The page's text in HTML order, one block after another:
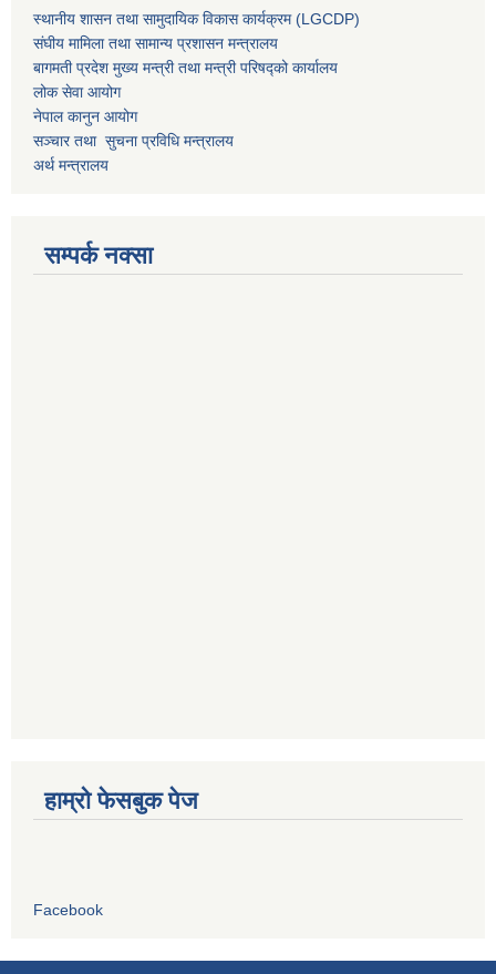
स्थानीय शासन तथा सामुदायिक विकास कार्यक्रम (LGCDP)
संघीय मामिला तथा सामान्य प्रशासन मन्त्रालय
बागमती प्रदेश मुख्य मन्त्री तथा मन्त्री परिषद्को कार्यालय
लोक सेवा आयोग
नेपाल कानुन आयोग
सञ्चार तथा सुचना प्रविधि मन्त्रालय
अर्थ मन्त्रालय
सम्पर्क नक्सा
हाम्रो फेसबुक पेज
Facebook